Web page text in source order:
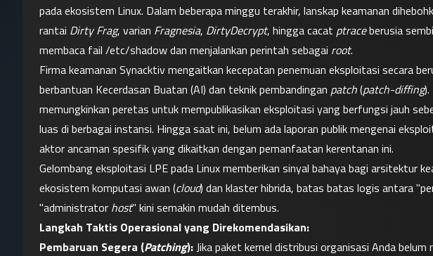
pada ekosistem Linux. Dalam beberapa minggu terakhir, lanskap keamanan
rantai Dirty Frag, varian Fragnesia, DirtyDecrypt, hingga cacat ptrace berusia
membaca fail /etc/shadow dan menjalankan perintah sebagai root.
Firma keamanan Synacktiv mengaitkan kecepatan penemuan eksploitasi secara
berbantuan Kecerdasan Buatan (AI) dan teknik pembandingan patch (patch-diffing
memungkinkan peretas untuk mempublikasikan eksploitasi yang berfungsi jauh
luas di berbagai instansi. Hingga saat ini, belum ada laporan publik mengenai
aktor ancaman spesifik yang dikaitkan dengan pemanfaatan kerentanan ini.
Gelombang eksploitasi LPE pada Linux memberikan sinyal bahaya bagi arsitektur
ekosistem komputasi awan (cloud) dan klaster hibrida, batas batas logis antara
"administrator host" kini semakin mudah ditembus.
Langkah Taktis Operasional yang Direkomendasikan:
Pembaruan Segera (Patching): Jika paket kernel distribusi organisasi Anda belum